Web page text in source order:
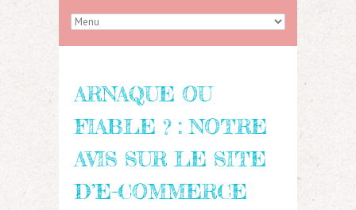
ARNAQUE OU
FIABLE ? : NOTRE
AVIS SUR LE SITE
D’E-COMMERCE